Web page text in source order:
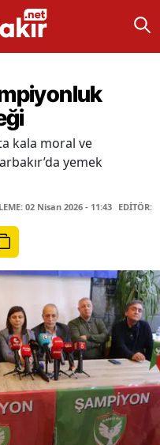
kala moral ve
yemek
02 Nisan 2026 - 11:43 EDİTÖR: